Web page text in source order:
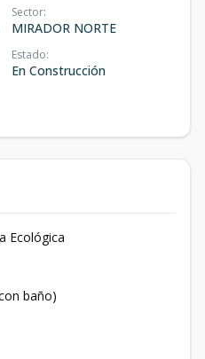
Sector:
MIRADOR NORTE
Estado:
En Construcción
Ecológica
baño)